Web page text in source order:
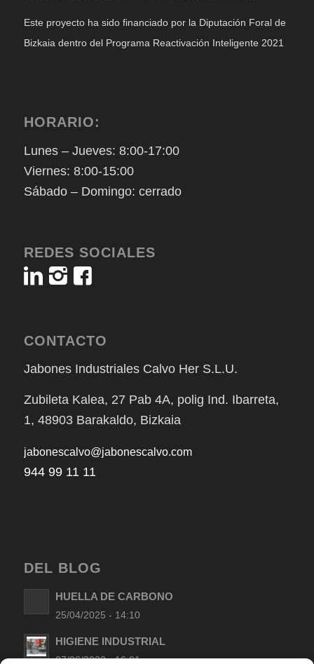
Este proyecto ha sido financiado por la Diputación Foral de
Bizkaia dentro del Programa Reactivación Inteligente 2021
HORARIO:
Lunes – Jueves: 8:00-17:00
Viernes: 8:00-15:00
Sábado – Domingo: cerrado
REDES SOCIALES
CONTACTO
Jabones Industriales Calvo Her S.L.U.
Zubileta Kalea, 27 Pab 4A, polig Ind. Ibarreta,
1, 48903 Barakaldo, Bizkaia
jabonescalvo@jabonescalvo.com
944 99 11 11
DEL BLOG
HUELLA DE CARBONO
25/04/2025 - 14:10
HIGIENE INDUSTRIAL
07/06/2022 - 16:01